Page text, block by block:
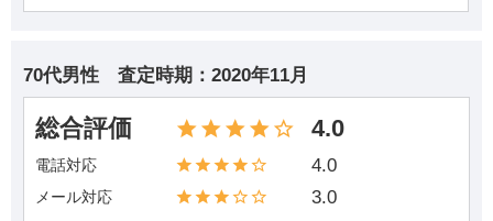
70代男性 査定時期： 2020年11月
総合評価 4.0
電話対応 4.0
メール対応 3.0